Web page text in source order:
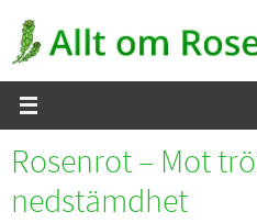
innehållet
Rosenrot – Mot
nedstämdhet